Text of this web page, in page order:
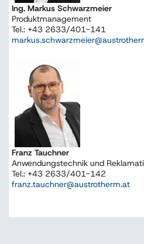
Ing. Markus Schwarzmeier
Produktmanagement
Tel.: +43 2633/401-141
Franz Tauchner
Anwendungstechnik und
Tel.: +43 2633/401-142
franz.tauchner@austrotherm.at